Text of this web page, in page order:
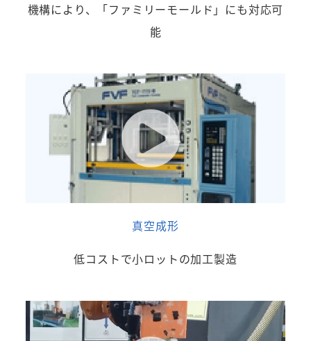
機構により、「ファミリーモールド」にも対応可
能
真空成形
低コストで小ロットの加工製造